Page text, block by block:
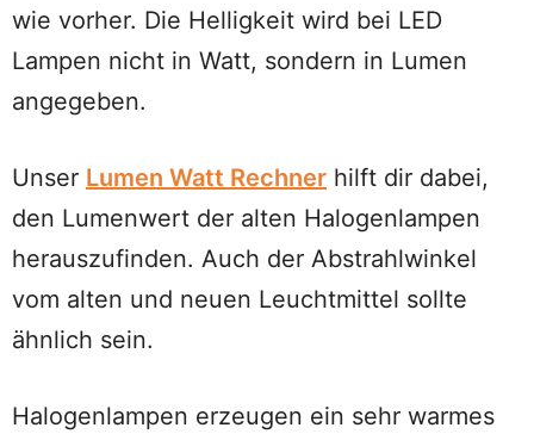
wie vorher. Die Helligkeit wird bei LED
Lampen nicht in Watt, sondern in Lumen
angegeben.
Unser Lumen Watt Rechner hilft dir dabei,
den Lumenwert der alten Halogenlampen
herauszufinden. Auch der Abstrahlwinkel
vom alten und neuen Leuchtmittel sollte
ähnlich sein.
Halogenlampen erzeugen ein sehr warmes